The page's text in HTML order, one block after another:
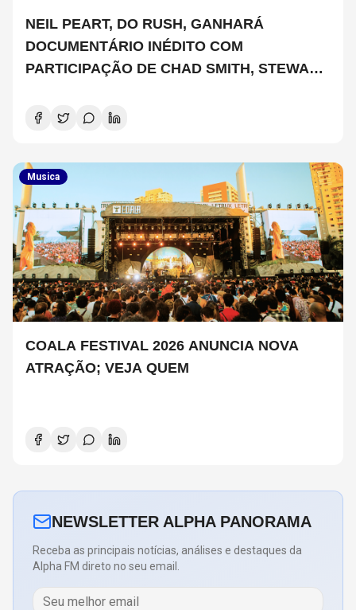
NEIL PEART, DO RUSH, GANHARÁ
DOCUMENTÁRIO INÉDITO COM
PARTICIPAÇÃO DE CHAD SMITH, STEWART
Musica
COALA FESTIVAL 2026 ANUNCIA NOVA
ATRAÇÃO; VEJA QUEM
NEWSLETTER ALPHA PANORAMA
Receba as principais notícias, análises e destaques da
Alpha FM direto no seu email.